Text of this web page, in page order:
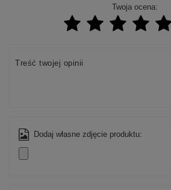
Twoja ocena:
Treść twojej opinii
Dodaj własne zdjęcie produktu: